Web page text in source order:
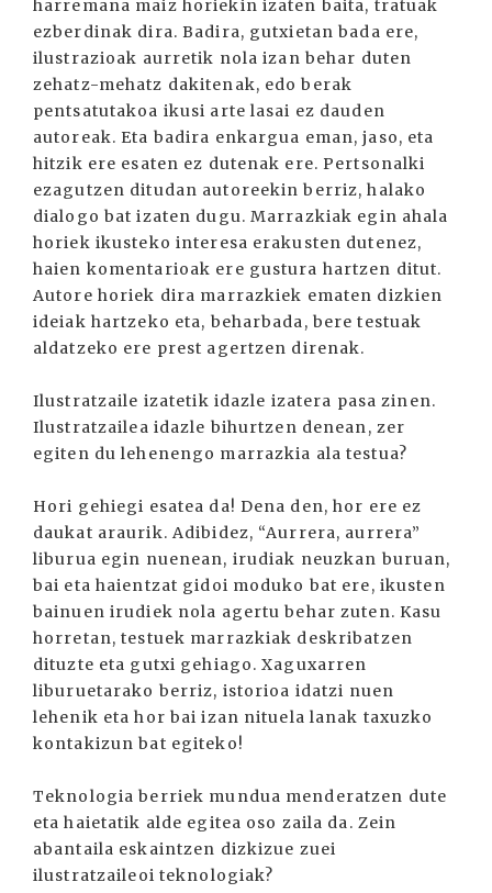
harremana maiz horiekin izaten baita, tratuak
ezberdinak dira. Badira, gutxietan bada ere,
ilustrazioak aurretik nola izan behar duten
zehatz-mehatz dakitenak, edo berak
pentsatutakoa ikusi arte lasai ez dauden
autoreak. Eta badira enkargua eman, jaso, eta
hitzik ere esaten ez dutenak ere. Pertsonalki
ezagutzen ditudan autoreekin berriz, halako
dialogo bat izaten dugu. Marrazkiak egin ahala
horiek ikusteko interesa erakusten dutenez,
haien komentarioak ere gustura hartzen ditut.
Autore horiek dira marrazkiek ematen dizkien
ideiak hartzeko eta, beharbada, bere testuak
aldatzeko ere prest agertzen direnak.
Ilustratzaile izatetik idazle izatera pasa zinen.
Ilustratzailea idazle bihurtzen denean, zer
egiten du lehenengo marrazkia ala testua?
Hori gehiegi esatea da! Dena den, hor ere ez
daukat araurik. Adibidez, “Aurrera, aurrera”
liburua egin nuenean, irudiak neuzkan buruan,
bai eta haientzat gidoi moduko bat ere, ikusten
bainuen irudiek nola agertu behar zuten. Kasu
horretan, testuek marrazkiak deskribatzen
dituzte eta gutxi gehiago. Xaguxarren
liburuetarako berriz, istorioa idatzi nuen
lehenik eta hor bai izan nituela lanak taxuzko
kontakizun bat egiteko!
Teknologia berriek mundua menderatzen dute
eta haietatik alde egitea oso zaila da. Zein
abantaila eskaintzen dizkizue zuei
ilustratzaileoi teknologiak?